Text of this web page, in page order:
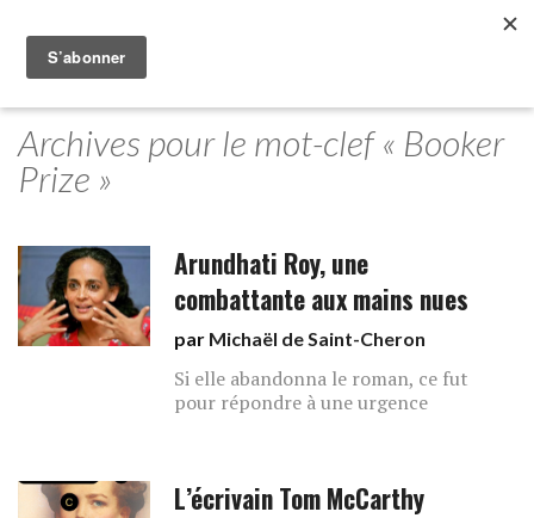
Archives pour le mot-clef « Booker
Prize »
Arundhati Roy, une
combattante aux mains nues
par Michaël de Saint-Cheron
Si elle abandonna le roman, ce fut
pour répondre à une urgence
L’écrivain Tom McCarthy